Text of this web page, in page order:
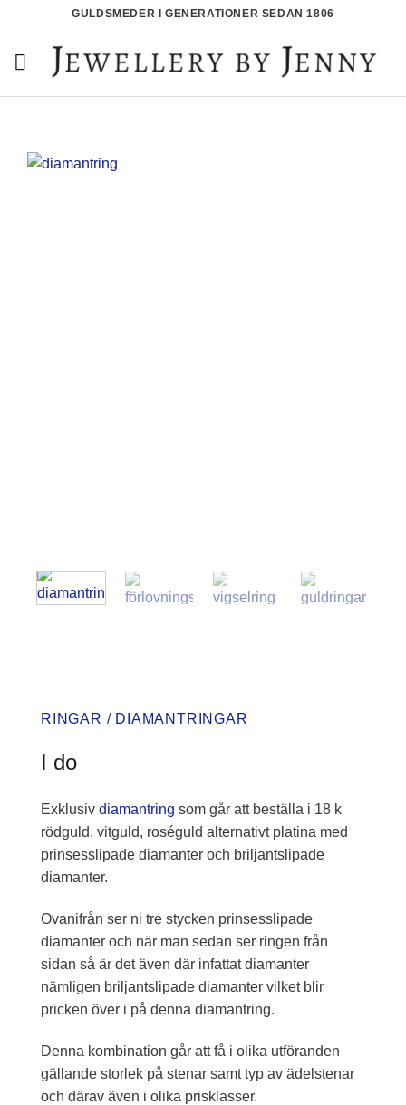
content
GULDSMEDER I GENERATIONER SEDAN 1806
RINGAR / DIAMANTRINGAR
I do
Exklusiv diamantring som går att beställa i 18 k
rödguld, vitguld, roséguld alternativt platina med
prinsesslipade diamanter och briljantslipade
diamanter.
Ovanifrån ser ni tre stycken prinsesslipade
diamanter och när man sedan ser ringen från
sidan så är det även där infattat diamanter
nämligen briljantslipade diamanter vilket blir
pricken över i på denna diamantring.
Denna kombination går att få i olika utföranden
gällande storlek på stenar samt typ av ädelstenar
och därav även i olika prisklasser.